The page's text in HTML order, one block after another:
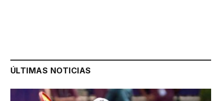
ÚLTIMAS NOTICIAS